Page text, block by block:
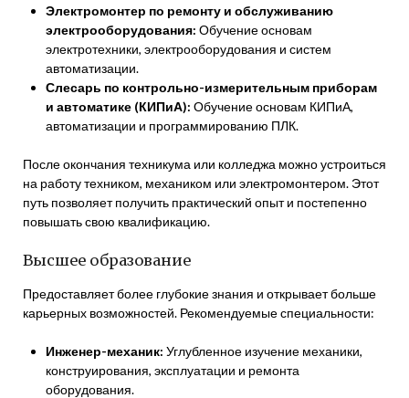
Электромонтер по ремонту и обслуживанию
электрооборудования: Обучение основам
электротехники, электрооборудования и систем
автоматизации.
Слесарь по контрольно-измерительным приборам
и автоматике (КИПиА): Обучение основам КИПиА,
автоматизации и программированию ПЛК.
После окончания техникума или колледжа можно устроиться
на работу техником, механиком или электромонтером. Этот
путь позволяет получить практический опыт и постепенно
повышать свою квалификацию.
Высшее образование
Предоставляет более глубокие знания и открывает больше
карьерных возможностей. Рекомендуемые специальности:
Инженер-механик: Углубленное изучение механики,
конструирования, эксплуатации и ремонта
оборудования.